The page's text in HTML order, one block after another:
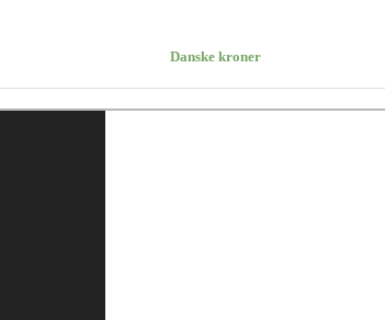
Danske kroner